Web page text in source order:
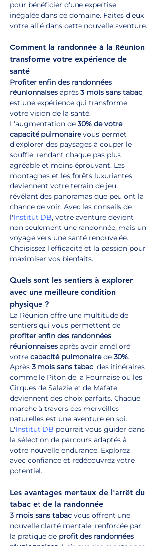
pour bénéficier d'une expertise
inégalée dans ce domaine. Faites d'eux
votre allié dans cette nouvelle aventure.
Comment la randonnée à la Réunion
transforme votre expérience de
santé
Profiter enfin des randonnées
réunionnaises après 3 mois sans tabac
est une expérience qui transforme
votre vision de la santé.
L'augmentation de 30% de votre
capacité pulmonaire vous permet
d'explorer des paysages à couper le
souffle, rendant chaque pas plus
agréable et moins éprouvant. Les
montagnes et les forêts luxuriantes
deviennent votre terrain de jeu,
révélant des panoramas que peu ont la
chance de voir. Avec les conseils de
l'Institut DB, votre aventure devient
non seulement une randonnée, mais un
voyage vers une santé renouvelée.
Choisissez l'efficacité et la passion pour
maximiser vos bienfaits.
Quels sont les sentiers à explorer
avec une meilleure condition
physique ?
La Réunion offre une multitude de
sentiers qui vous permettent de
profiter enfin des randonnées
réunionnaises après avoir amélioré
votre capacité pulmonaire de 30%.
Après 3 mois sans tabac, des itinéraires
comme le Piton de la Fournaise ou les
Cirques de Salazie et de Mafate
deviennent des choix parfaits. Chaque
marche à travers ces merveilles
naturelles est une aventure en soi.
L'Institut DB pourrait vous guider dans
la sélection de parcours adaptés à
votre nouvelle endurance. Explorez
avec confiance et redécouvrez votre
potentiel.
Les avantages mentaux de l'arrêt du
tabac et de la randonnée
3 mois sans tabac vous offrent une
nouvelle clarté mentale, renforcée par
la pratique de profit des randonnées